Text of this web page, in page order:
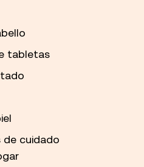
tabletas
cuidado